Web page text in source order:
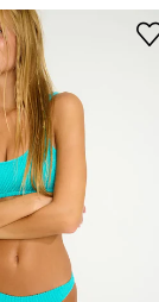
Učvršćivanje
učvršćenja,